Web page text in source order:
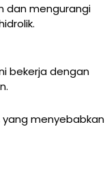
dan mengurangi
bekerja dengan
yang menyebabkan